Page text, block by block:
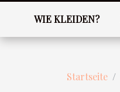
WIE KLEIDEN?
Startseite